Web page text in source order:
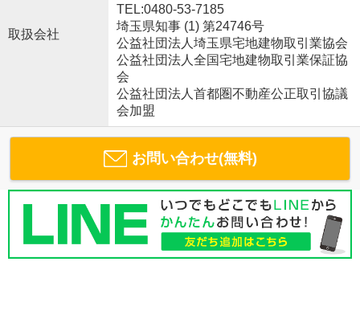
取扱会社
TEL:0480-53-7185
埼玉県知事 (1) 第24746号
公益社団法人埼玉県宅地建物取引業協会
公益社団法人全国宅地建物取引業保証協
会
公益社団法人首都圏不動産公正取引協議
会加盟
お問い合わせ(無料)